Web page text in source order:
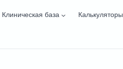
Клиническая база Калькуляторы